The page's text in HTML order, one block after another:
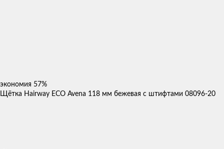
экономия 57%
Щётка Hairway ECO Avena 118 мм бежевая с штифтами 08096-20